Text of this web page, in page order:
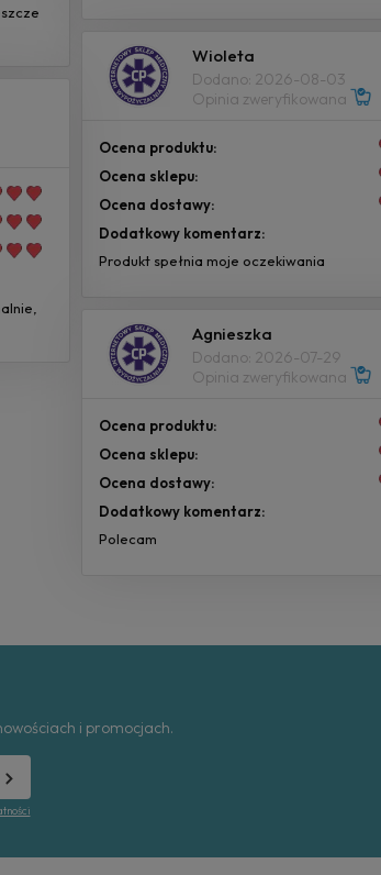
Wioleta
Dodano: 2026-08-03
Opinia zweryfikowana
Ocena produktu:
Ocena sklepu:
Ocena dostawy:
Dodatkowy komentarz:
Produkt spełnia moje oczekiwania
Agnieszka
Dodano: 2026-07-29
Opinia zweryfikowana
Ocena produktu:
Ocena sklepu:
Ocena dostawy:
Dodatkowy komentarz:
Polecam
i promocjach.